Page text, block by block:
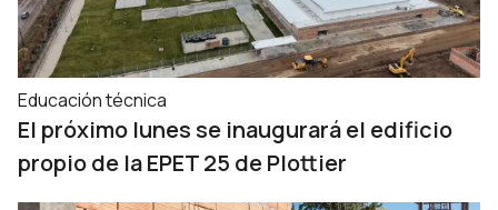
Educación técnica
El próximo lunes se inaugurará el edificio
propio de la EPET 25 de Plottier